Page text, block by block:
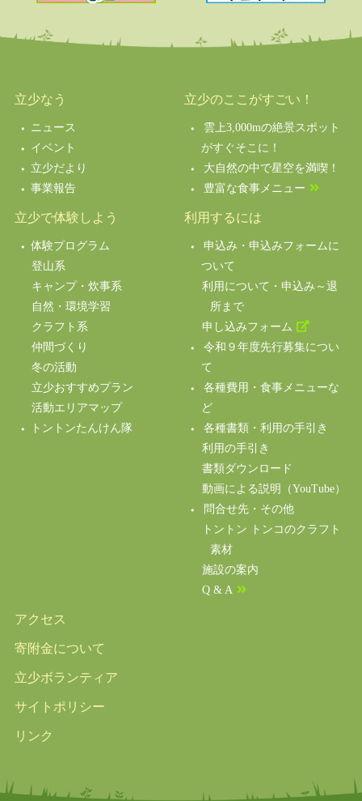
立少なう
ニュース
イベント
立少だより
事業報告
立少のここがすごい！
雲上3,000mの絶景スポット
がすぐそこに！
大自然の中で星空を満喫！
豊富な食事メニュー
立少で体験しよう
体験プログラム
登山系
キャンプ・炊事系
自然・環境学習
クラフト系
仲間づくり
冬の活動
立少おすすめプラン
活動エリアマップ
トントンたんけん隊
利用するには
申込み・申込みフォームに
ついて
利用について・申込み～退
所まで
申し込みフォーム
令和９年度先行募集につい
て
各種費用・食事メニューな
ど
各種書類・利用の手引き
利用の手引き
書類ダウンロード
動画による説明（YouTube）
問合せ先・その他
トントン トンコのクラフト
素材
施設の案内
Q & A
アクセス
寄附金について
立少ボランティア
サイトポリシー
リンク